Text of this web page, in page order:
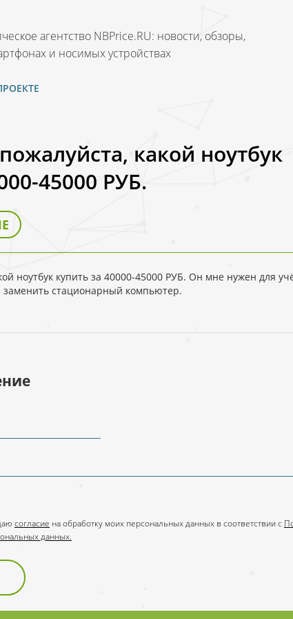
агентство NBPrice.RU: новости, обзоры,
и носимых устройствах
какой ноутбук
45000 РУБ.
ноутбук купить за 40000-45000 РУБ. Он мне нужен для
заменить стационарный компьютер.
согласие на обработку моих персональных данных в соответствии с
данных.